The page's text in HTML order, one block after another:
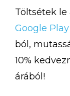
Töltsétek
Google
ból,
10%
árából!